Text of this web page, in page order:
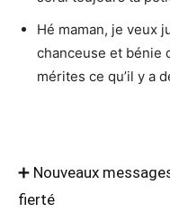
Hé maman, je veux
chanceuse et bénie
mérites ce qu’il y a
➕ Nouveaux
fierté